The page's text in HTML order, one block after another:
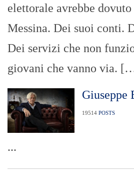
elettorale avrebbe
Messina. Dei suoi conti.
Dei servizi che non
giovani che vanno via.
Giuseppe
19514 POSTS
...